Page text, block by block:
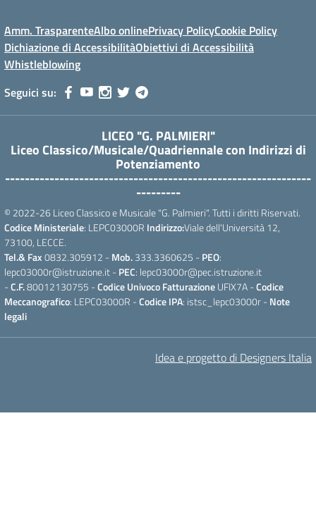
Amm. TrasparenteAlbo onlinePrivacy PolicyCookie Policy
Dichiazione di AccessibilitàObiettivi di Accessibilità
Whistleblowing
Seguici su:
LICEO "G. PALMIERI"
Liceo Classico/Musicale/Quadriennale con Indirizzi di
Potenziamento
--------------------------------------------------------------
---------
© 2022-26 Liceo Classico e Musicale "G. Palmieri". Tutti i diritti Riservati.
Codice Ministeriale: LEPC03000R Indirizzo:Viale dell'Università 12,
73100, LECCE.
Tel.& Fax0832.305912 - Mob.333.3360625 - PEO:
lepc03000r@istruzione.it - PEC: lepc03000r@pec.istruzione.it
-C.F.80012130755 -Codice Univoco FatturazioneUFIX7A -Codice
Meccanografico: LEPC03000R -Codice IPA: istsc_lepc03000r - Note
legali
Idea e progetto di Designers Italia